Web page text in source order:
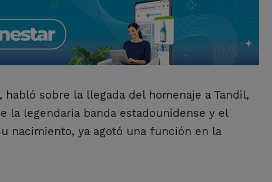
sobre la llegada del homenaje a Tandil,
la legendaria banda estadounidense y el
nacimiento, ya agotó una función en la